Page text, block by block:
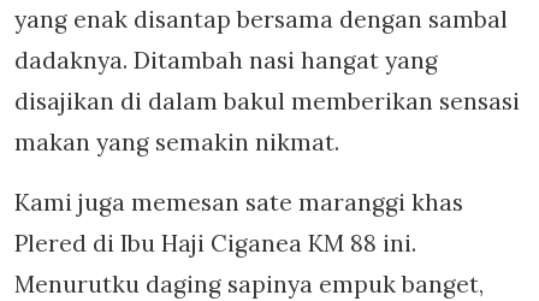
yang enak disantap bersama dengan sambal
dadaknya. Ditambah nasi hangat yang
disajikan di dalam bakul memberikan sensasi
makan yang semakin nikmat.
Kami juga memesan sate maranggi khas
Plered di Ibu Haji Ciganea KM 88 ini.
Menurutku daging sapinya empuk banget,